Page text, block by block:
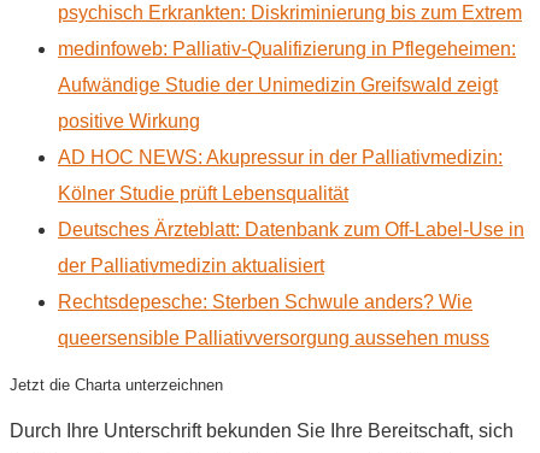
psychisch Erkrankten: Diskriminierung bis zum Extrem
medinfoweb: Palliativ-Qualifizierung in Pflegeheimen:
Aufwändige Studie der Unimedizin Greifswald zeigt
positive Wirkung
AD HOC NEWS: Akupressur in der Palliativmedizin:
Kölner Studie prüft Lebensqualität
Deutsches Ärzteblatt: Datenbank zum Off-Label-Use in
der Palliativmedizin aktualisiert
Rechtsdepesche: Sterben Schwule anders? Wie
queersensible Palliativversorgung aussehen muss
Jetzt die Charta unterzeichnen
Durch Ihre Unterschrift bekunden Sie Ihre Bereitschaft, sich